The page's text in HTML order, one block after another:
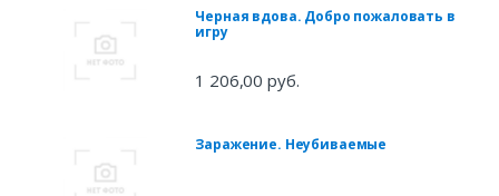
Черная вдова. Добро пожаловать в
игру
1 206,00 руб.
Заражение. Неубиваемые